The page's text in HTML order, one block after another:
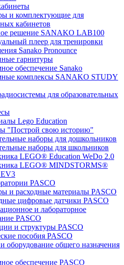
и комплектующие для
кабинетов
решение SANAKO LAB100
плеер для тренировки
Sanako Pronounce
гарнитуры
обеспечение Sanako
комплексы SANAKO STUDY
для образовательных
Lego Education
"Построй свою историю"
наборы для дошкольников
наборы для школьников
LEGO® Education WeDo 2.0
LEGO® MINDSTORMS®
PASCO
и расходные материалы PASCO
цифровые датчики PASCO
и лабораторное
PASCO
и структуры PASCO
пособия PASCO
оборудование общего назначения
обеспечение PASCO